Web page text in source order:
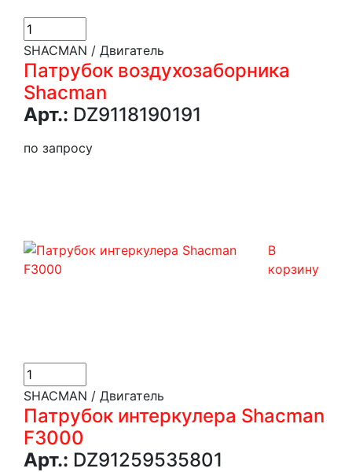
SHACMAN / Двигатель
Патрубок воздухозаборника
Shacman
Арт.: DZ9118190191
по запросу
В
корзину
SHACMAN / Двигатель
Патрубок интеркулера Shacman
F3000
Арт.: DZ91259535801